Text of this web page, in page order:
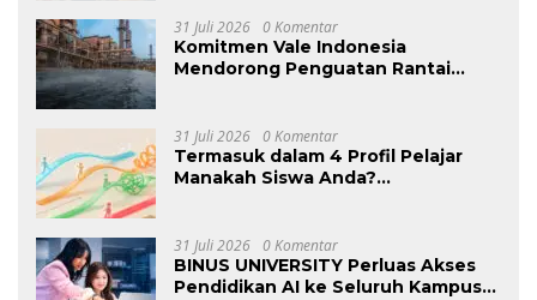
31 Juli 2026 0 Komentar
Komitmen Vale Indonesia
Mendorong Penguatan Rantai
31 Juli 2026 0 Komentar
Termasuk dalam 4 Profil Pelajar
Manakah Siswa Anda?
31 Juli 2026 0 Komentar
BINUS UNIVERSITY Perluas Akses
Pendidikan AI ke Seluruh Kampus